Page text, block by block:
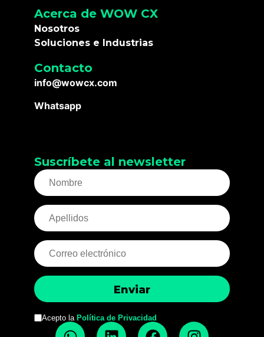
Acerca de WOW CX
Nosotros
Soluciones e Industrias
Contacto
info@wowcx.com
Whatsapp
Suscríbete al newsletter
Acepto la Política de Privacidad